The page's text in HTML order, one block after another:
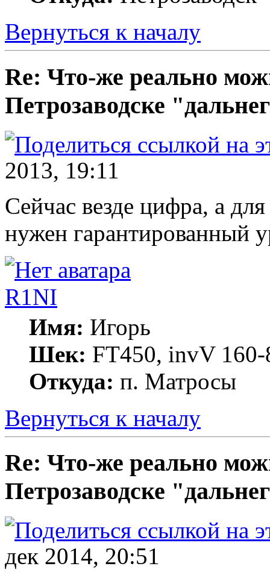
Вернуться к началу
Re: Что-же реально
Петрозаводске
2013, 19:11
Сейчас везде цифра, а
нужен гарантированный
R1NI
Имя: Игорь
Шек: FT450, invV
Откуда: п. Матросы
Вернуться к началу
Re: Что-же реально
Петрозаводске
дек 2014, 20:51